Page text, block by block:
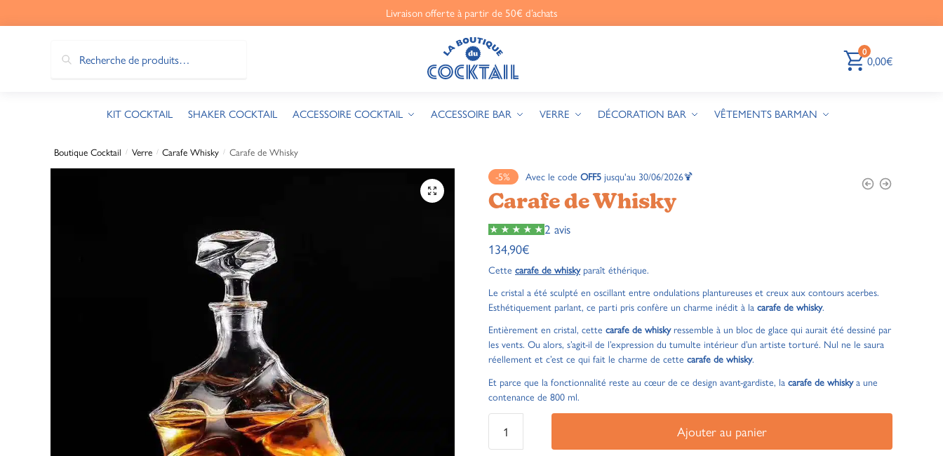
Livraison offerte à partir de 50€ d’achats
0
0,00€
KIT COCKTAIL SHAKER COCKTAIL ACCESSOIRE COCKTAIL ACCESSOIRE BAR VERRE DÉCORATION BAR VÊTEMENTS BARMAN
Boutique Cocktail / Verre / Carafe Whisky / Carafe de Whisky
🔍
-5% Avec le code OFF5 jusqu'au 30/06/2026🍹
Carafe de Whisky
2 avis
134,90€
Cette carafe de whiskyparaît éthérique.
Le cristal a été sculpté en oscillant entre ondulations plantureuses et creux aux contours acerbes.
Esthétiquement parlant, ce parti pris confère un charme inédit à la carafe de whisky.
Entièrement en cristal, cette carafe de whiskyressemble à un bloc de glace qui aurait été dessiné par
les vents. Ou alors, s’agit-il de l’expression du tumulte intérieur d’un artiste torturé. Nul ne le saura
réellement et c’est ce qui fait le charme de cette carafe de whisky.
Et parce que la fonctionnalité reste au cœur de ce design avant-gardiste, la carafe de whiskya une
contenance de 800 ml.
Ajouter au panier